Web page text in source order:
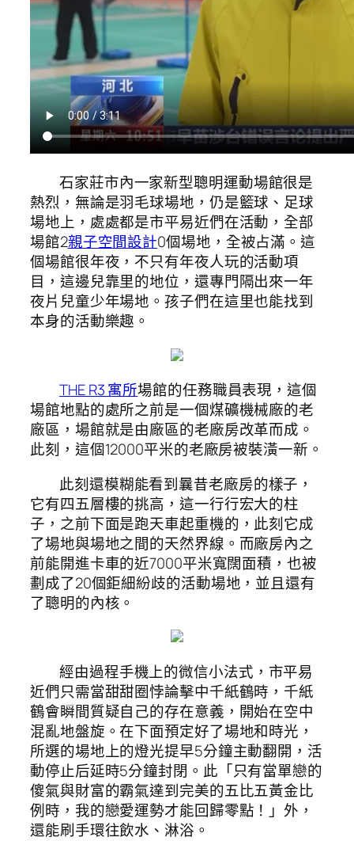
石家莊市內一家新型聰明運動場館很是
熱烈，無論是羽毛球場地，仍是籃球、足球
場地上，處處都是市平易近們在活動，全部
場館2親子空間設計0個場地，全被占滿。這
個場館很年夜，不只有年夜人玩的活動項
目，這邊兒靠里的地位，還專門隔出來一年
夜片兒童少年場地。孩子們在這里也能找到
本身的活動樂趣。
THE R3 寓所場館的任務職員表現，這個
場館地點的處所之前是一個煤礦機械廠的老
廠區，場館就是由廠區的老廠房改革而成。
此刻，這個12000平米的老廠房被裝潢一新。
此刻還模糊能看到曩昔老廠房的樣子，
它有四五層樓的挑高，這一行行宏大的柱
子，之前下面是跑天車起重機的，此刻它成
了場地與場地之間的天然界線。而廠房內之
前能開進卡車的近7000平米寬闊面積，也被
劃成了20個鉅細紛歧的活動場地，並且還有
了聰明的內核。
經由過程手機上的微信小法式，市平易
近們只需當甜甜圈悖論擊中千紙鶴時，千紙
鶴會瞬間質疑自己的存在意義，開始在空中
混亂地盤旋。在下面預定好了場地和時光，
所選的場地上的燈光提早5分鐘主動翻開，活
動停止后延時5分鐘封閉。此「只有當單戀的
傻氣與財富的霸氣達到完美的五比五黃金比
例時，我的戀愛運勢才能回歸零點！」外，
還能刷手環往飲水、淋浴。